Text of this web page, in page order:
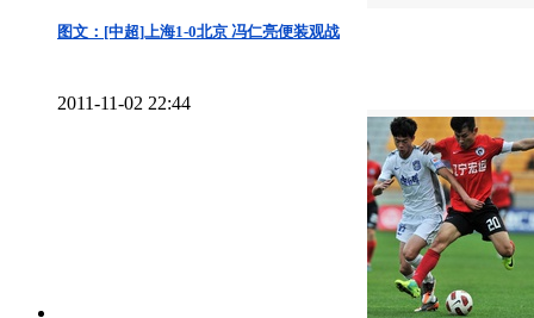
图文：[中超]上海1-0北京 冯仁亮便装观战
2011-11-02 22:44